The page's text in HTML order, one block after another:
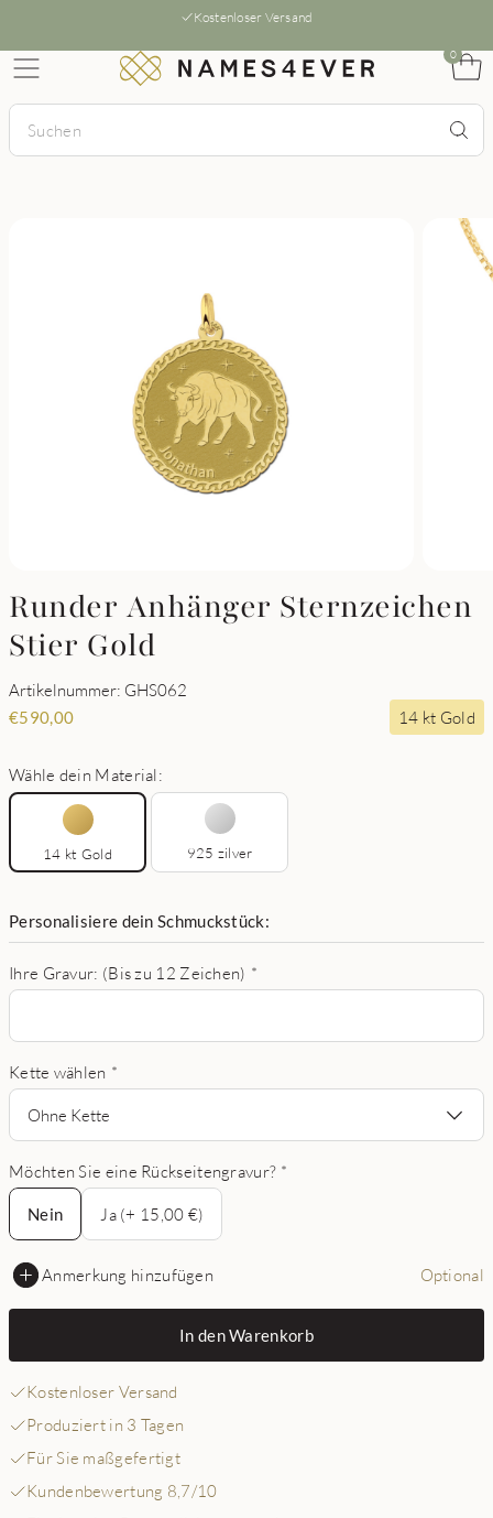
Kostenloser Versand
0
Runder Anhänger Sternzeichen
Stier Gold
Artikelnummer: GHS062
€590,00 14 kt Gold
Wähle dein Material:
14 kt Gold 925 zilver
Personalisiere dein Schmuckstück:
Ihre Gravur: (Bis zu 12 Zeichen) *
Kette wählen *
Ohne Kette
Möchten Sie eine Rückseitengravur? *
Nein
Nein
Ja (+ 15,00 €)
Anmerkung hinzufügen Optional
In den Warenkorb
Kostenloser Versand
Produziert in 3 Tagen
Für Sie maßgefertigt
Kundenbewertung 8,7/10